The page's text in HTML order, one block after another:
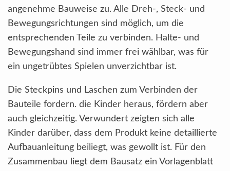
angenehme Bauweise zu. Alle Dreh-, Steck- und
Bewegungsrichtungen sind möglich, um die
entsprechenden Teile zu verbinden. Halte- und
Bewegungshand sind immer frei wählbar, was für
ein ungetrübtes Spielen unverzichtbar ist.
Die Steckpins und Laschen zum Verbinden der
Bauteile fordern. die Kinder heraus, fördern aber
auch gleichzeitig. Verwundert zeigten sich alle
Kinder darüber, dass dem Produkt keine detaillierte
Aufbauanleitung beiliegt, was gewollt ist. Für den
Zusammenbau liegt dem Bausatz ein Vorlagenblatt